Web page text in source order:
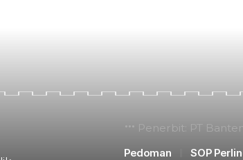
Penerbit: PT
Pedoman
SOP